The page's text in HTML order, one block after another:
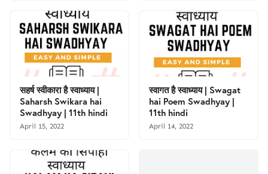
सहर्ष स्वीकारा है स्वाध्याय |
Saharsh Swikara hai
Swadhyay | 11th hindi
April 15, 2022
स्वागत है स्वाध्याय | Swagat
hai Poem Swadhyay |
11th hindi
April 14, 2022